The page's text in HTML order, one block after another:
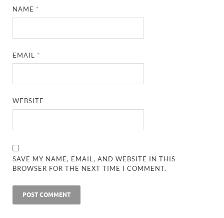
NAME *
EMAIL *
WEBSITE
SAVE MY NAME, EMAIL, AND WEBSITE IN THIS
BROWSER FOR THE NEXT TIME I COMMENT.